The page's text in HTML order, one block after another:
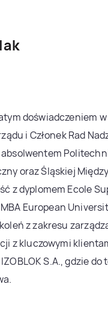
doświadczeniem
i Członek Rad
oraz Śląskiej
z dyplomem Ecole
European
z zakresu
z kluczowymi
S.A., gdzie